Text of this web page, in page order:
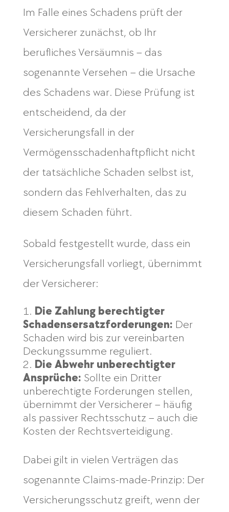
Im Falle eines Schadens prüft der
Versicherer zunächst, ob Ihr
berufliches Versäumnis – das
sogenannte Versehen – die Ursache
des Schadens war. Diese Prüfung ist
entscheidend, da der
Versicherungsfall in der
Vermögensschadenhaftpflicht nicht
der tatsächliche Schaden selbst ist,
sondern das Fehlverhalten, das zu
diesem Schaden führt.
Sobald festgestellt wurde, dass ein
Versicherungsfall vorliegt, übernimmt
der Versicherer:
Die Zahlung berechtigter
Schadensersatzforderungen: Der
Schaden wird bis zur vereinbarten
Deckungssumme reguliert.
Die Abwehr unberechtigter
Ansprüche: Sollte ein Dritter
unberechtigte Forderungen stellen,
übernimmt der Versicherer – häufig
als passiver Rechtsschutz – auch die
Kosten der Rechtsverteidigung.
Dabei gilt in vielen Verträgen das
sogenannte Claims-made-Prinzip: Der
Versicherungsschutz greift, wenn der